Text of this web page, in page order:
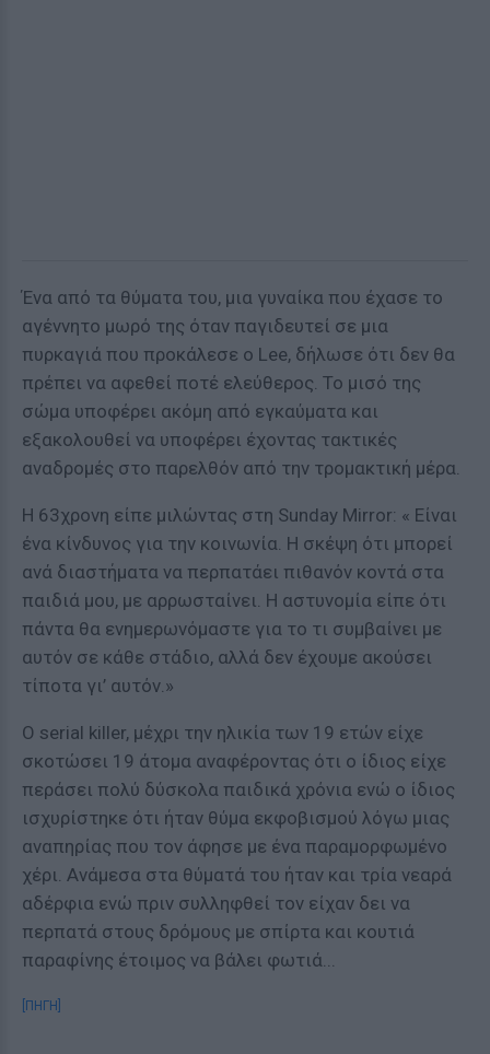
Ένα από τα θύματα του, μια γυναίκα που έχασε το
αγέννητο μωρό της όταν παγιδευτεί σε μια
πυρκαγιά που προκάλεσε ο Lee, δήλωσε ότι δεν θα
πρέπει να αφεθεί ποτέ ελεύθερος. Το μισό της
σώμα υποφέρει ακόμη από εγκαύματα και
εξακολουθεί να υποφέρει έχοντας τακτικές
αναδρομές στο παρελθόν από την τρομακτική μέρα.
Η 63χρονη είπε μιλώντας στη Sunday Mirror: « Είναι
ένα κίνδυνος για την κοινωνία. Η σκέψη ότι μπορεί
ανά διαστήματα να περπατάει πιθανόν κοντά στα
παιδιά μου, με αρρωσταίνει. Η αστυνομία είπε ότι
πάντα θα ενημερωνόμαστε για το τι συμβαίνει με
αυτόν σε κάθε στάδιο, αλλά δεν έχουμε ακούσει
τίποτα γι’ αυτόν.»
Ο serial killer, μέχρι την ηλικία των 19 ετών είχε
σκοτώσει 19 άτομα αναφέροντας ότι ο ίδιος είχε
περάσει πολύ δύσκολα παιδικά χρόνια ενώ ο ίδιος
ισχυρίστηκε ότι ήταν θύμα εκφοβισμού λόγω μιας
αναπηρίας που τον άφησε με ένα παραμορφωμένο
χέρι. Ανάμεσα στα θύματά του ήταν και τρία νεαρά
αδέρφια ενώ πριν συλληφθεί τον είχαν δει να
περπατά στους δρόμους με σπίρτα και κουτιά
παραφίνης έτοιμος να βάλει φωτιά...
[ΠΗΓΗ]